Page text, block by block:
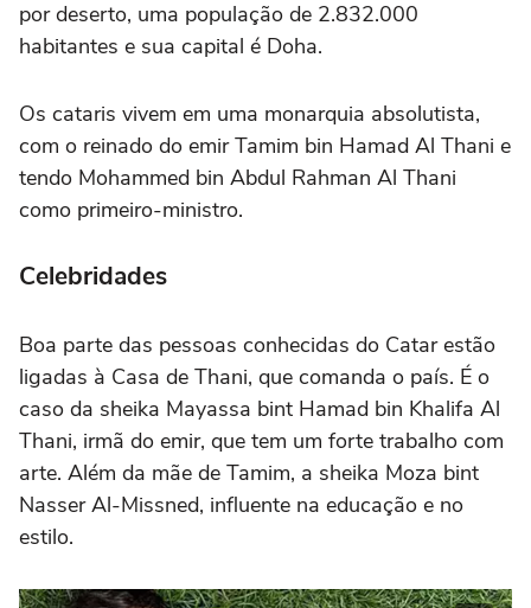
por deserto, uma população de 2.832.000
habitantes e sua capital é Doha.
Os cataris vivem em uma monarquia absolutista,
com o reinado do emir Tamim bin Hamad Al Thani e
tendo Mohammed bin Abdul Rahman Al Thani
como primeiro-ministro.
Celebridades
Boa parte das pessoas conhecidas do Catar estão
ligadas à Casa de Thani, que comanda o país. É o
caso da sheika Mayassa bint Hamad bin Khalifa Al
Thani, irmã do emir, que tem um forte trabalho com
arte. Além da mãe de Tamim, a sheika Moza bint
Nasser Al-Missned, influente na educação e no
estilo.